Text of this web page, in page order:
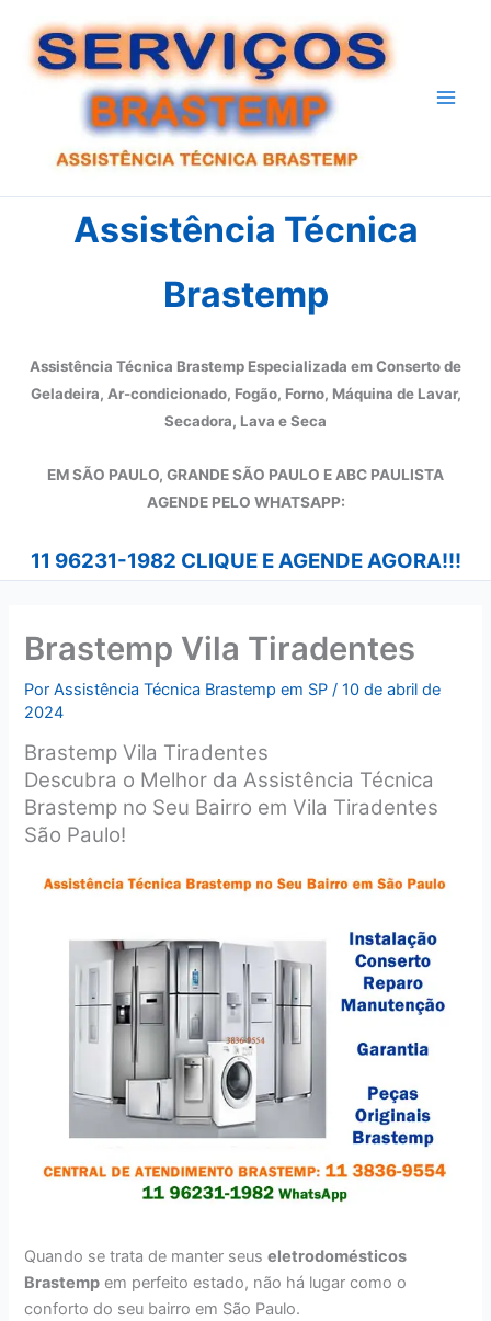
para
Assistência Técnica
Brastemp
Assistência Técnica Brastemp Especializada em Conserto de
Geladeira, Ar-condicionado, Fogão, Forno, Máquina de Lavar,
Secadora, Lava e Seca
EM SÃO PAULO, GRANDE SÃO PAULO E ABC PAULISTA
AGENDE PELO WHATSAPP:
11 96231-1982 CLIQUE E AGENDE AGORA!!!
Brastemp Vila Tiradentes
PorAssistência Técnica Brastemp em SP /10 de abril de
2024
Brastemp Vila Tiradentes
Descubra o Melhor da Assistência Técnica
Brastemp no Seu Bairro em Vila Tiradentes
São Paulo!
Quando se trata de manter seuseletrodomésticos
Brastemp em perfeito estado, não há lugar como o
conforto do seu bairro em São Paulo.